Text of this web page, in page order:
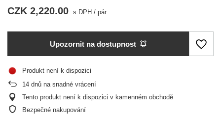
CZK 2,220.00 s DPH / pár
Upozornit na dostupnost
Produkt není k dispozici
14 dnů na snadné vrácení
Tento produkt není k dispozici v kamenném obchodě
Bezpečné nakupování